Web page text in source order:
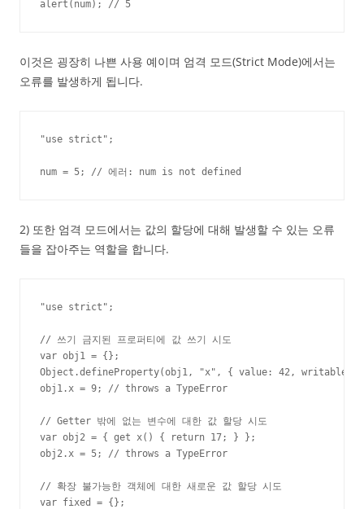
alert(num); // 5
이것은 굉장히 나쁜 사용 예이며 엄격 모드(Strict Mode)에서는
오류를 발생하게 됩니다.
"use strict";
num = 5; // 에러: num is not defined
2) 또한 엄격 모드에서는 값의 할당에 대해 발생할 수 있는 오류
들을 잡아주는 역할을 합니다.
"use strict";
// 쓰기 금지된 프로퍼티에 값 쓰기 시도
var obj1 = {};
Object.defineProperty(obj1, "x", { value: 42, writable:
obj1.x = 9; // throws a TypeError
// Getter 밖에 없는 변수에 대한 값 할당 시도
var obj2 = { get x() { return 17; } };
obj2.x = 5; // throws a TypeError
// 확장 불가능한 객체에 대한 새로운 값 할당 시도
var fixed = {};